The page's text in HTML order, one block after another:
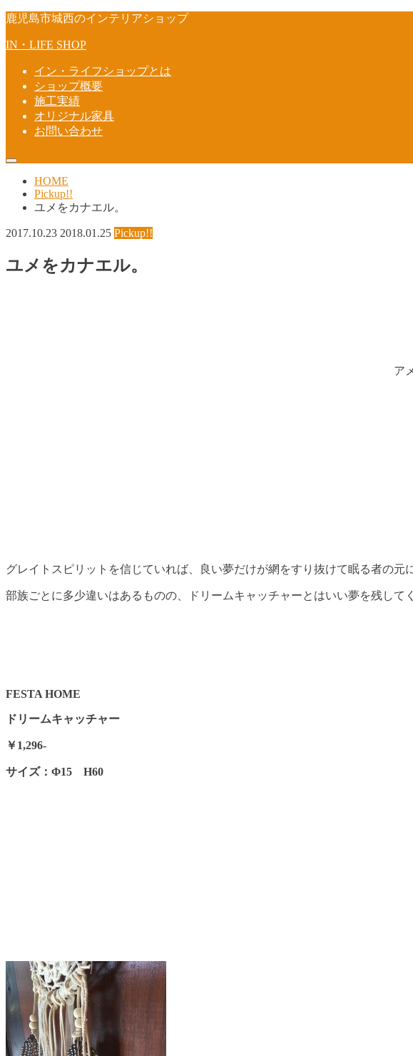
鹿児島市城西のインテリアショップ
IN・LIFE SHOP
イン・ライフショップとは
ショップ概要
施工実績
オリジナル家具
お問い合わせ
HOME
Pickup!!
ユメをカナエル。
2017.10.23 2018.01.25 Pickup!!
ユメをカナエル。
ア
グレイトスピリットを信じていれば、良い夢だけが網をすり抜けて眠る者の
部族ごとに多少違いはあるものの、ドリームキャッチャーとはいい夢を残して
FESTA HOME
ドリームキャッチャー
￥1,296-
サイズ：Φ15 H60